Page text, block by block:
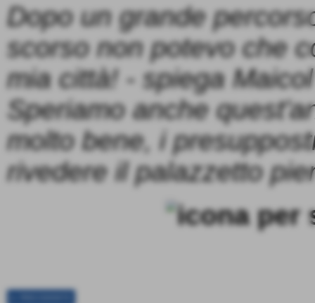
Dopo un grande
scorso non potevo che
mia città! - spiega
Speriamo anche
molto bene, i
rivedere il palazzetto